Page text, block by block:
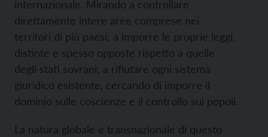
internazionale. Mirando a controllare
direttamente intere aree comprese nei
territori di più paesi; a imporre le proprie leggi,
distinte e spesso opposte rispetto a quelle
degli stati sovrani; a rifiutare ogni sistema
giuridico esistente, cercando di imporre il
dominio sulle coscienze e il controllo sui popoli.
La natura globale e transnazionale di questo